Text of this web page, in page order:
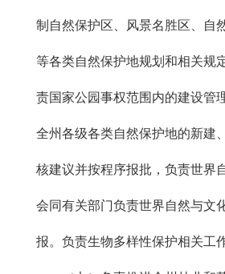
制自然保护区、风景名胜区、自
等各类自然保护地规划和相关规
责国家公园事权范围内的建设管
全州各级各类自然保护地的新建
核建议并按程序报批，负责世界
会同有关部门负责世界自然与文
报。负责生物多样性保护相关工作